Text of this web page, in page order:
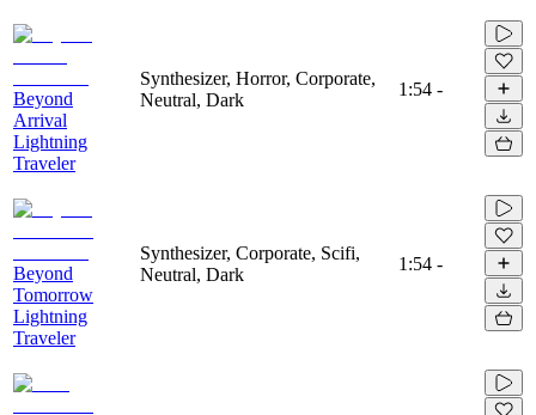
Beyond
Arrival
Lightning
Traveler
Synthesizer, Horror, Corporate,
Neutral, Dark
1:54 -
Beyond
Tomorrow
Lightning
Traveler
Synthesizer, Corporate, Scifi,
Neutral, Dark
1:54 -